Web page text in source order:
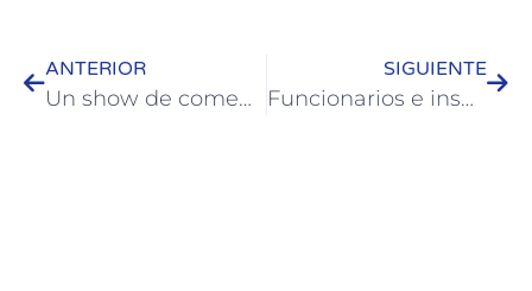
ANTERIOR
Un show de comedia llega a la Casa del Bicentenario este fin de semana
SIGUIENTE
Funcionarios e inspectores de Colón se capacitaron en TEA